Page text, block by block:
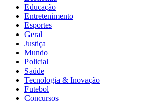
Educação
Entretenimento
Esportes
Geral
Justiça
Mundo
Policial
Saúde
Tecnologia & Inovação
Futebol
Concursos